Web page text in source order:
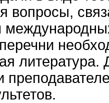
вопросы,
литература.